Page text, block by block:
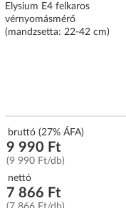
Elysium E4 felkaros
vérnyomásmérő
(mandzsetta: 22-42 cm)
bruttó (27% ÁFA)
9 990 Ft
(9 990 Ft/db)
nettó
7 866 Ft